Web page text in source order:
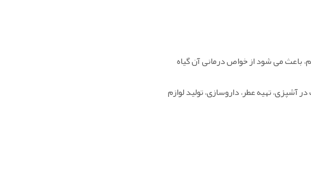
باعث می شود از خواص درمانی آن گیاه
تهیه عطر، داروسازی، تولید لوازم